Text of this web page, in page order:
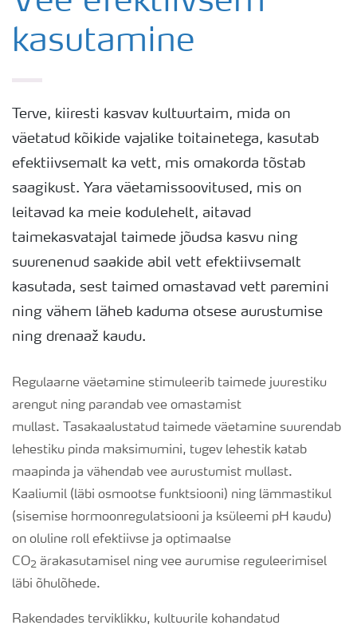
Kartuli saak
Kartuli puudushaigused
Väetamisprogrammid
Keskkonnahoid
kasutamine
Terve, kiiresti kasvav kultuurtaim, mida on
väetatud kõikide vajalike toitainetega, kasutab
efektiivsemalt ka vett, mis omakorda tõstab
saagikust. Yara väetamissoovitused, mis on
leitavad ka meie kodulehelt, aitavad
taimekasvatajal taimede jõudsa kasvu ning
suurenenud saakide abil vett efektiivsemalt
kasutada, sest taimed omastavad vett paremini
ning vähem läheb kaduma otsese aurustumise
ning drenaaž kaudu.
Regulaarne väetamine stimuleerib taimede juurestiku
arengut ning parandab vee omastamist
mullast. Tasakaalustatud taimede väetamine suurendab
lehestiku pinda maksimumini, tugev lehestik katab
maapinda ja vähendab vee aurustumist mullast.
Kaaliumil (läbi osmootse funktsiooni) ning lämmastikul
(sisemise hormoonregulatsiooni ja ksüleemi pH kaudu)
on oluline roll efektiivse ja optimaalse
CO2 ärakasutamisel ning vee aurumise reguleerimisel
läbi õhulõhede.
Rakendades terviklikku, kultuurile kohandatud